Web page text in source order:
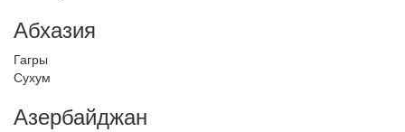
Абхазия
Гагры
Сухум
Азербайджан